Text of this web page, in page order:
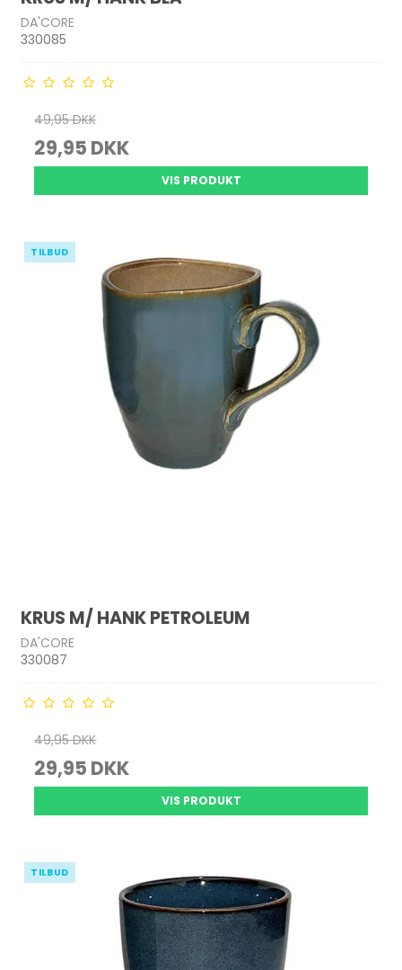
DA'CORE
330085
49,95 DKK
29,95 DKK
VIS PRODUKT
TILBUD
KRUS M/ HANK PETROLEUM
DA'CORE
330087
49,95 DKK
29,95 DKK
VIS PRODUKT
TILBUD